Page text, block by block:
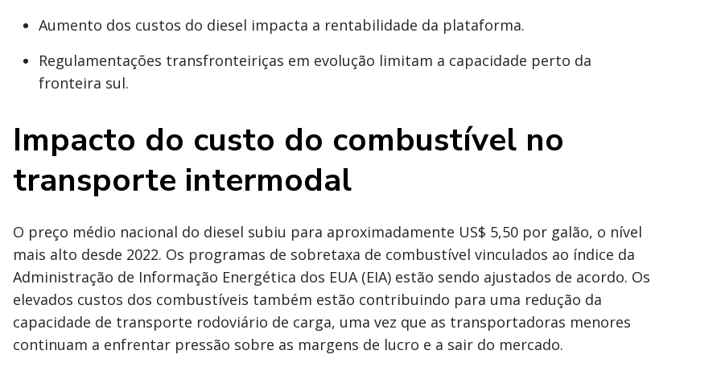
Aumento dos custos do diesel impacta a rentabilidade da plataforma.
Regulamentações transfronteiriças em evolução limitam a capacidade perto da
fronteira sul.
Impacto do custo do combustível no
transporte intermodal
O preço médio nacional do diesel subiu para aproximadamente US$ 5,50 por galão, o nível
mais alto desde 2022. Os programas de sobretaxa de combustível vinculados ao índice da
Administração de Informação Energética dos EUA (EIA) estão sendo ajustados de acordo. Os
elevados custos dos combustíveis também estão contribuindo para uma redução da
capacidade de transporte rodoviário de carga, uma vez que as transportadoras menores
continuam a enfrentar pressão sobre as margens de lucro e a sair do mercado.